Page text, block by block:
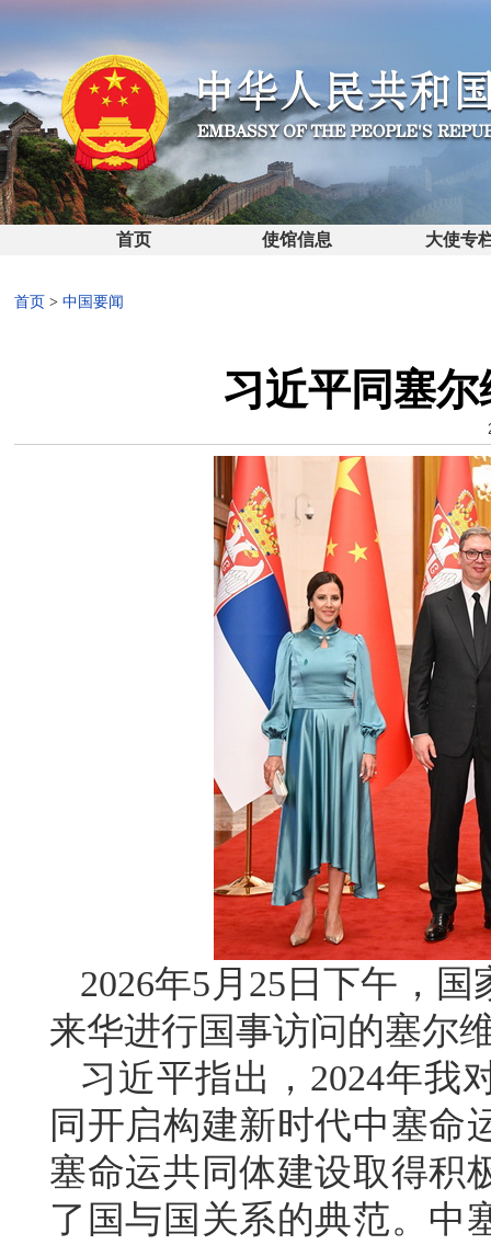
首页 使馆信息 大使专
首页 > 中国要闻
习近平同塞
2026年5月25日下午，
来华进行国事访问的塞尔
习近平指出，2024年我
同开启构建新时代中塞命
塞命运共同体建设取得积
了国与国关系的典范。中